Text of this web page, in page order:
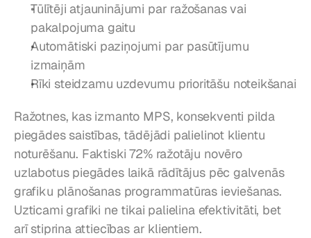
Tūlītēji atjauninājumi par ražošanas vai
pakalpojuma gaitu
Automātiski paziņojumi par pasūtījumu
izmaiņām
Rīki steidzamu uzdevumu prioritāšu noteikšanai
Ražotnes, kas izmanto MPS, konsekventi pilda
piegādes saistības, tādējādi palielinot klientu
noturēšanu. Faktiski 72% ražotāju novēro
uzlabotus piegādes laikā rādītājus pēc galvenās
grafiku plānošanas programmatūras ieviešanas.
Uzticami grafiki ne tikai palielina efektivitāti, bet
arī stiprina attiecības ar klientiem.